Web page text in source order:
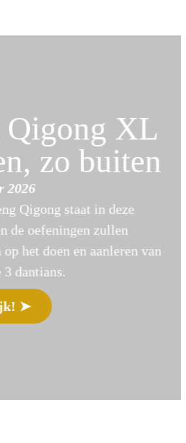
Qigong XL
zo buiten
2026
Qigong staat in deze
de oefeningen zullen
het doen en aanleren van
dantians.
➤